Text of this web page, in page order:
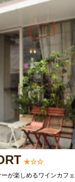
★☆☆
が楽しめるワインカフェ